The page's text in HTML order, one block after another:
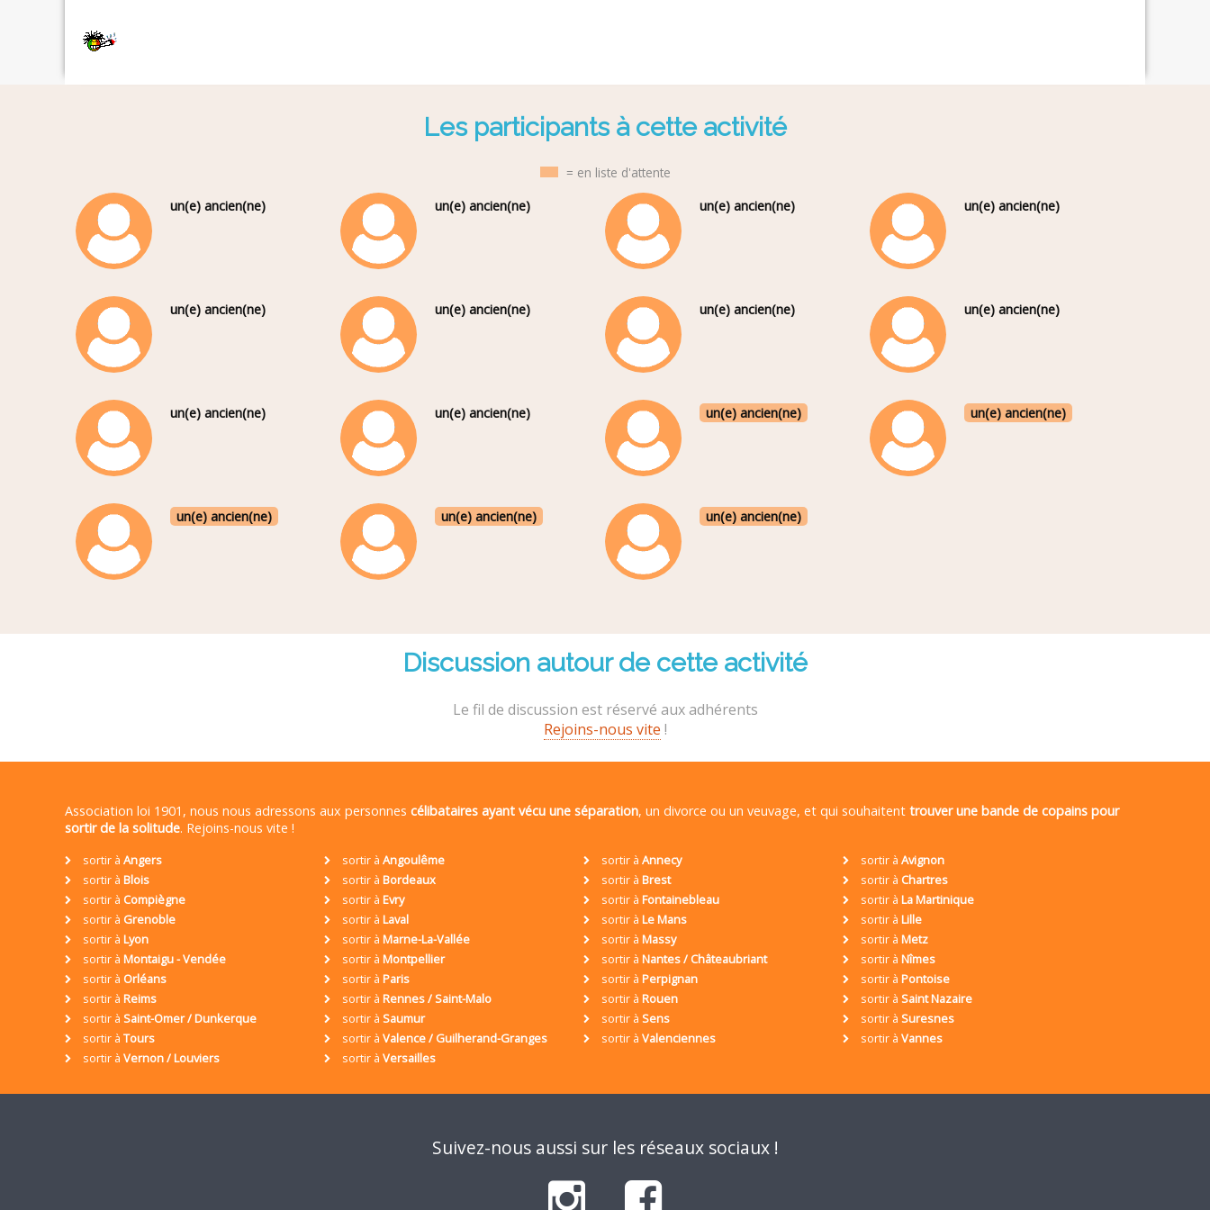
Les participants à cette activité
= en liste d'attente
un(e) ancien(ne)
un(e) ancien(ne) un(e) ancien(ne) un(e) ancien(ne)
un(e) ancien(ne) un(e) ancien(ne) un(e) ancien(ne) un(e) ancien(ne)
un(e) ancien(ne) un(e) ancien(ne) un(e) ancien(ne) un(e) ancien(ne)
un(e) ancien(ne) un(e) ancien(ne) un(e) ancien(ne)
Discussion autour de cette activité
Le fil de discussion est réservé aux adhérents
Rejoins-nous vite !
Association loi 1901, nous nous adressons aux personnes célibataires ayant vécu une séparation, un divorce ou un veuvage, et qui souhaitent trouver une bande de copains pour
sortir de la solitude. Rejoins-nous vite !
sortir à Angers sortir à Angoulême sortir à Annecy sortir à Avignon
sortir à Blois sortir à Bordeaux sortir à Brest sortir à Chartres
sortir à Compiègne sortir à Evry sortir à Fontainebleau sortir à La Martinique
sortir à Grenoble sortir à Laval sortir à Le Mans sortir à Lille
sortir à Lyon sortir à Marne-La-Vallée sortir à Massy sortir à Metz
sortir à Montaigu - Vendée sortir à Montpellier sortir à Nantes / Châteaubriant sortir à Nîmes
sortir à Orléans sortir à Paris sortir à Perpignan sortir à Pontoise
sortir à Reims sortir à Rennes / Saint-Malo sortir à Rouen sortir à Saint Nazaire
sortir à Saint-Omer / Dunkerque sortir à Saumur sortir à Sens sortir à Suresnes
sortir à Tours sortir à Valence / Guilherand-Granges sortir à Valenciennes sortir à Vannes
sortir à Vernon / Louviers sortir à Versailles
Suivez-nous aussi sur les réseaux sociaux !